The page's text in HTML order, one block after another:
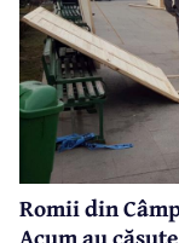
Romii din